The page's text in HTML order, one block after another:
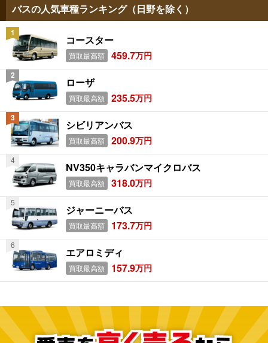
バスの人気車種ランキング（日野を除く）
コースター
買取最高額 459.7万円
ローザ
買取最高額 235.5万円
シビリアンバス
買取最高額 200.9万円
NV350キャラバンマイクロバス
買取最高額 318.0万円
ジャーニーバス
買取最高額 173.7万円
エアロミディ
買取最高額 157.9万円